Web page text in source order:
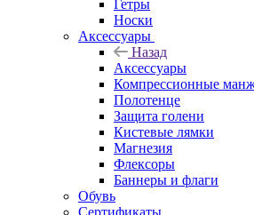
Гетры
Носки
Аксессуары
Назад
Аксессуары
Компрессионные
Полотенце
Защита голени
Кистевые лямки
Магнезия
Флексоры
Баннеры и флаги
Обувь
Сертификаты